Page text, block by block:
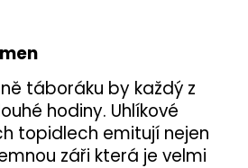
táboráku by každý z
hodiny. Uhlíkové
topidlech emitují nejen
záři která je velmi